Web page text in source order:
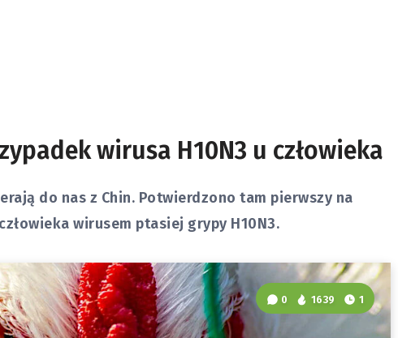
wirusa H10N3 u człowieka
do nas z Chin. Potwierdzono tam pierwszy na
wirusem ptasiej grypy H10N3.
0 1639 1